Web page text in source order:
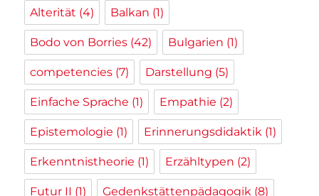
Alterität (4) Balkan (1)
Bodo von Borries (42) Bulgarien (1)
competencies (7) Darstellung (5)
Einfache Sprache (1) Empathie (2)
Epistemologie (1) Erinnerungsdidaktik (1)
Erkenntnistheorie (1) Erzähltypen (2)
Futur II (1) Gedenkstättenpädagogik (8)